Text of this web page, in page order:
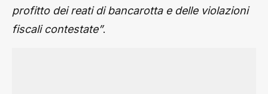
profitto dei reati di bancarotta e delle violazioni
fiscali contestate”.